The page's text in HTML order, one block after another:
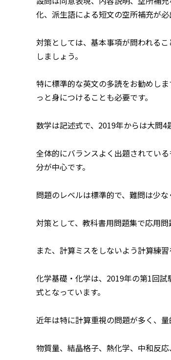
化、派生語による短文の空所補充が必
対策としては、基本事項が問われる
しましょう。
特に標準的な英文の多読をお勧めし
っと身につけることも必要です。
数学は記述式で、2019年からは大問4
全体的にバランスよく出題されてい
分が中心です。
問題のレベルは標準的で、難問は少
対策として、教科書用問題集で応用
また、計算ミスをしないよう計算練習
化学基礎・化学は、2019年の第1回
式となっています。
近年は特に計算重視の問題が多く、量
物質量、結晶格子、熱化学、中和反